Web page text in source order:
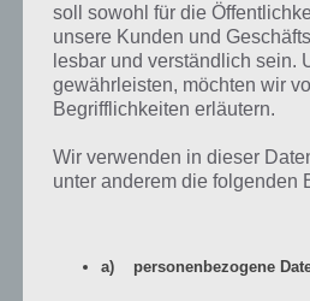
Pack Level 28 – 13×13
soll sowohl für die
unsere Kunden und
lesbar und verständlich sein.
gewährleisten, möchten wir
Begrifflichkeiten erläutern.
Wir verwenden in dieser
unter anderem die folgenden
a) personenbezogene